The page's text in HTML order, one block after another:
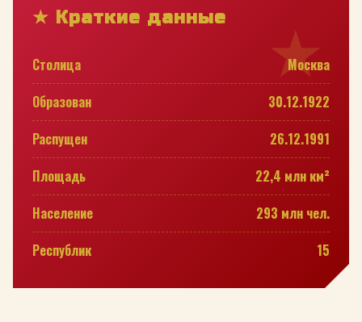
★ Краткие данные
Столица
Москва
Образован
30.12.1922
Распущен
26.12.1991
Площадь
22,4 млн км²
Население
293 млн чел.
Республик
15